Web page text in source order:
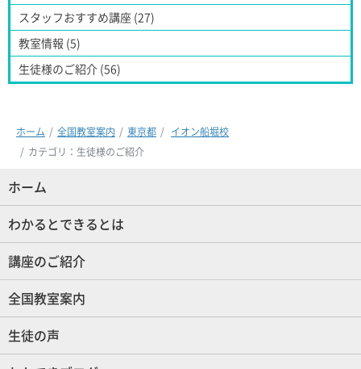
スタッフおすすめ講座 (27)
教室情報 (5)
生徒様のご紹介 (56)
ホーム 全国教室案内 東京都
イオン船堀校
カテゴリ：生徒様のご紹介
ホーム
わかるとできるとは
講座のご紹介
全国教室案内
生徒の声